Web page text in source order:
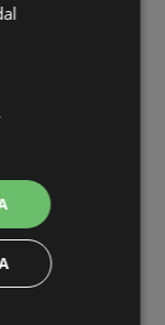
újságjai
újságjai
Sopron-